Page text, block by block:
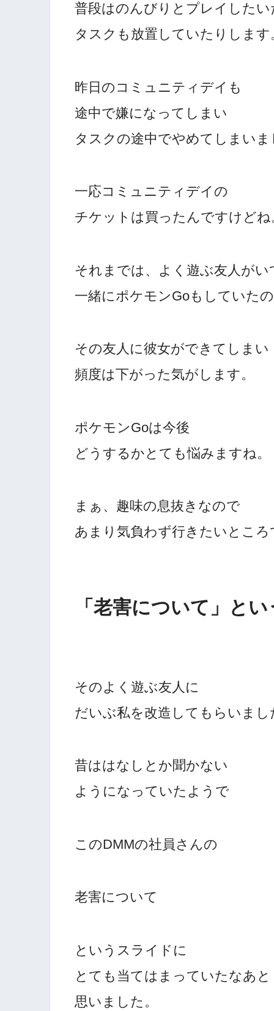
普段はのんびりとプレイしたい
タスクも放置していたりします
昨日のコミュニティデイも
途中で嫌になってしまい
タスクの途中でやめてしまいま
一応コミュニティデイの
チケットは買ったんですけどね
それまでは、よく遊ぶ友人がい
一緒にポケモンGoもしていた
その友人に彼女ができてしまい
頻度は下がった気がします。
ポケモンGoは今後
どうするかとても悩みますね。
まぁ、趣味の息抜きなので
あまり気負わず行きたいところ
「老害について」と
そのよく遊ぶ友人に
だいぶ私を改造してもらいまし
昔ははなしとか聞かない
ようになっていたようで
このDMMの社員さんの
老害について
というスライドに
とても当てはまっていたなあと
思いました。